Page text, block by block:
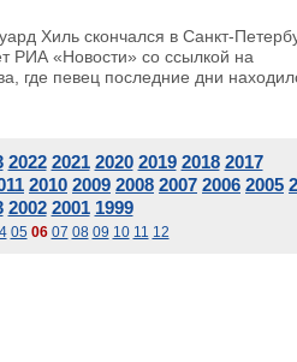
Хиль скончался в Санкт-
РИА «Новости» со ссылкой на
где певец последние дни
2022 2021 2020 2019 2018 2017
2010 2009 2008 2007 2006 2005
2002 2001 1999
05 06 07 08 09 10 11 12